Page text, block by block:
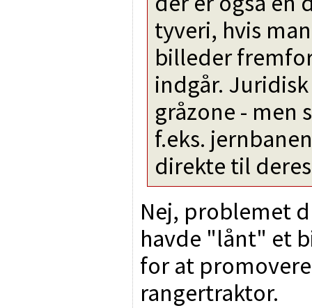
tyveri, hvis
billeder
indgår.
gråzone - men
f.eks.
direkte til
Nej, problemet
havde "lånt" et
for at
rangertraktor.